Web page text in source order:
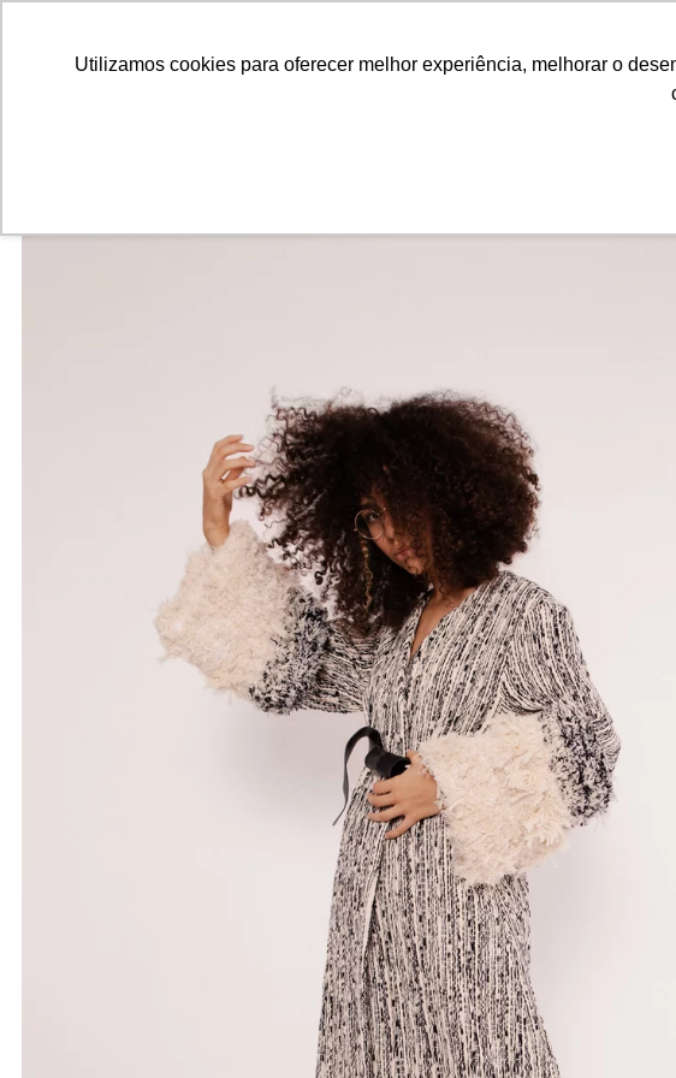
Utilizamos cookies para oferecer melhor experiência, melhorar o